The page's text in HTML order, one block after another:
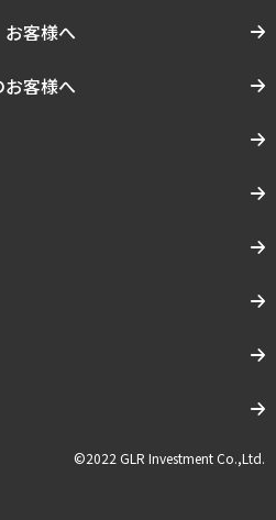
客様へ
客様へ
©2022 GLR Investment Co.,Ltd.